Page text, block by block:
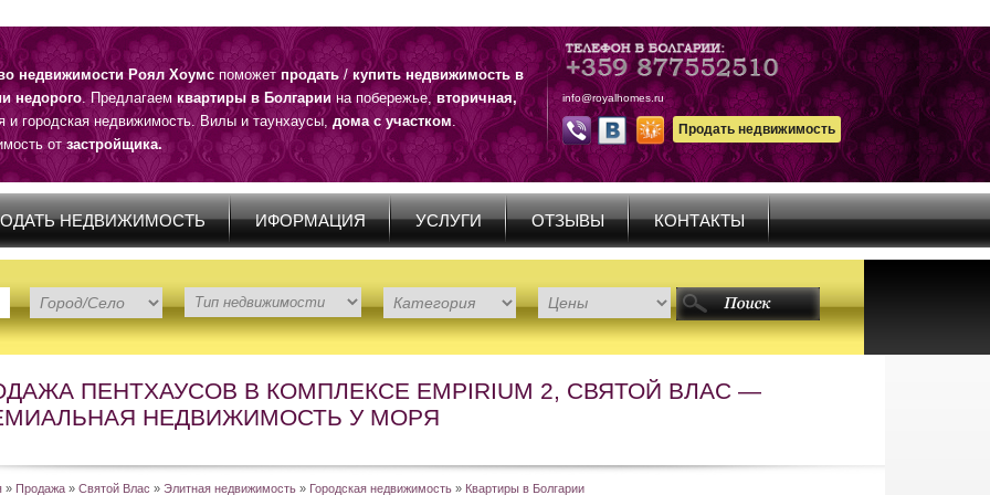
недвижимости Роял Хоумспоможетпродать/купить недвижимость в
недорого. Предлагаемквартиры в Болгариина побережье,вторичная,
и городская недвижимость. Вилы и таунхаусы, дома с участком.
отзастройщика.
info@royalhomes.ru
Продать недвижимость
НЕДВИЖИМОСТЬ ИФОРМАЦИЯ УСЛУГИ ОТЗЫВЫ КОНТАКТЫ
ПЕНТХАУСОВ В КОМПЛЕКСЕ EMPIRIUM 2, СВЯТОЙ ВЛАС —
НЕДВИЖИМОСТЬ У МОРЯ
» Продажа » Святой Влас » Элитная недвижимость » Городская недвижимость » Квартиры в Болгарии